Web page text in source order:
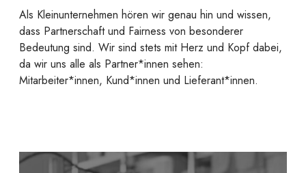
Als Kleinunternehmen hören wir genau hin und wissen,
dass Partnerschaft und Fairness von besonderer
Bedeutung sind. Wir sind stets mit Herz und Kopf dabei,
da wir uns alle als Partner*innen sehen:
Mitarbeiter*innen, Kund*innen und Lieferant*innen.